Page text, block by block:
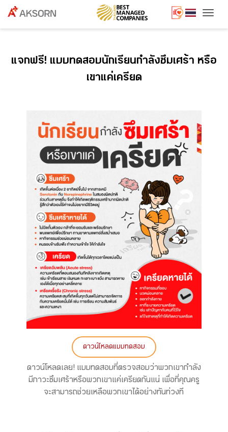
แจกฟรี! แบบทดสอบนักเรียนกำลังซึมเศร้า หรือ
เขาแค่เครียด
ดาวน์โหลดแบบทดสอบ
ดาวน์โหลดเลย! แบบทดสอบที่ตรวจสอบว่าพวกเขากำลัง
มีภาวะซึมเศร้าหรือพวกเขาแค่เครียดกันแน่ เพื่อที่คุณครู
จะสามารถช่วยเหลือพวกเขาได้อย่างทันท่วงที